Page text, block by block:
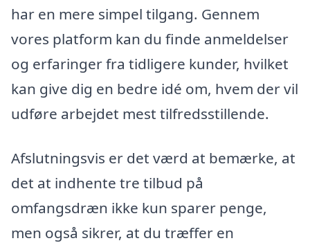
har en mere simpel tilgang. Gennem
vores platform kan du finde anmeldelser
og erfaringer fra tidligere kunder, hvilket
kan give dig en bedre idé om, hvem der vil
udføre arbejdet mest tilfredsstillende.
Afslutningsvis er det værd at bemærke, at
det at indhente tre tilbud på
omfangsdræn ikke kun sparer penge,
men også sikrer, at du træffer en